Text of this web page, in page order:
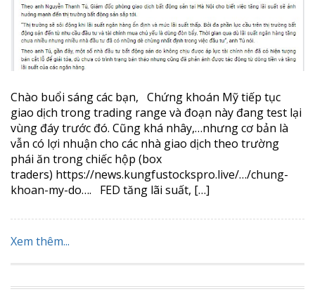
Chào buổi sáng các bạn, Chứng khoán Mỹ tiếp tục
giao dịch trong trading range và đoạn này đang test lại
vùng đáy trước đó. Cũng khá nhây,…nhưng cơ bản là
vẫn có lợi nhuận cho các nhà giao dịch theo trường
phái ăn trong chiếc hộp (box
traders) https://news.kungfustockspro.live/…/chung-
khoan-my-do…. FED tăng lãi suất, […]
Xem thêm...